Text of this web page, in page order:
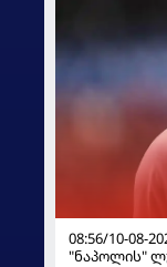
08:56/10-08-
"ნაპოლის"